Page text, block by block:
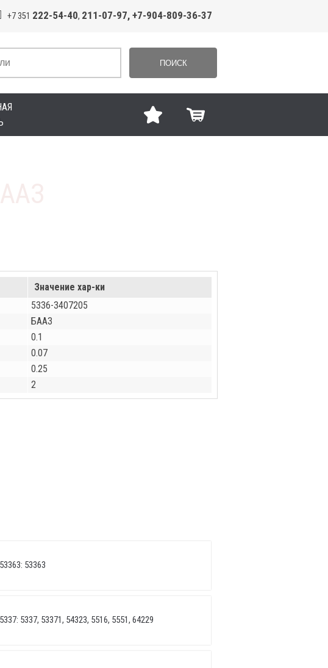
+7 351 222-54-40, 211-07-97, +7-904-809-36-37
ПОИСК
Значение хар-ки
5336-3407205
БААЗ
0.1
0.07
0.25
2
53363
5337, 53371, 54323, 5516, 5551, 64229